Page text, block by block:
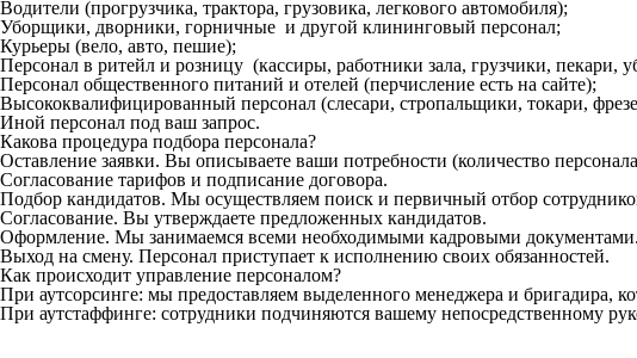
Водители (прогрузчика, трактора, грузовика, легкового автомобиля);
Уборщики, дворники, горничные и другой клининговый персонал;
Курьеры (вело, авто, пешие);
Персонал в ритейл и розницу (кассиры, работники зала, грузчики, пекари,
Персонал общественного питаний и отелей (перчисление есть на сайте);
Высококвалифицированный персонал (слесари, стропальщики, токари,
Иной персонал под ваш запрос.
Какова процедура подбора персонала?
Оставление заявки. Вы описываете ваши потребности (количество
Согласование тарифов и подписание договора.
Подбор кандидатов. Мы осуществляем поиск и первичный отбор
Согласование. Вы утверждаете предложенных кандидатов.
Оформление. Мы занимаемся всеми необходимыми кадровыми документами.
Выход на смену. Персонал приступает к исполнению своих обязанностей.
Как происходит управление персоналом?
При аутсорсинге: мы предоставляем выделенного менеджера и бригадира,
При аутстаффинге: сотрудники подчиняются вашему непосредственному